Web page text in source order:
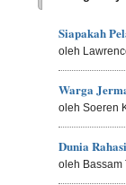
Siapakah
oleh
Warga
oleh Soeren
Dunia
oleh Bassam